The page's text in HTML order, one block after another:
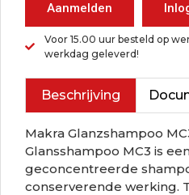
Aanmelden
Voor 15.00 uur besteld op
werkdag geleverd!
Beschrijving
Makra Glanzshampoo
Glansshampoo MC3 is
geconcentreerde
conserverende werking.